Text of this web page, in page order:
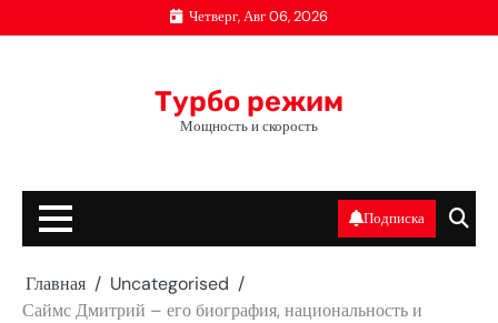
к
Четверг, Авг 06, 2026
Турбо режим
Мощность и скорость
Подписка
Главная
Uncategorised
Саймс Дмитрий – его биография, национальность и